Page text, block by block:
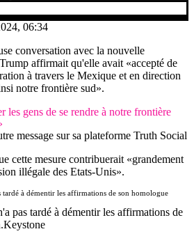
06:34
conversation avec la nouvelle
affirmait qu'elle avait «accepté de
à travers le Mexique et en direction
notre frontière sud».
les gens de se rendre à notre frontière
message sur sa plateforme Truth Social
cette mesure contribuerait «grandement
illégale des Etats-Unis».
pas tardé à démentir les affirmations de
Keystone